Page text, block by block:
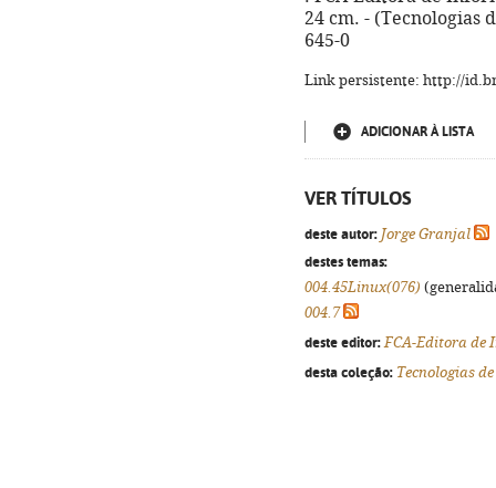
24 cm. - (Tecnologias
645-0
Link persistente: http://
ADICIONAR À LISTA
VER TÍTULOS
deste autor: Jorge Granjal
destes temas:
004.45Linux(076)
004.7
deste editor: FCA-Editora de
desta coleção: Tecnologias